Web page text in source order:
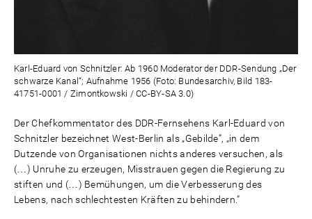
Karl-Eduard von Schnitzler: Ab 1960 Moderator der DDR-Sendung „Der
schwarze Kanal“; Aufnahme 1956 (Foto: Bundesarchiv, Bild 183-
41751-0001 / Zimontkowski / CC-BY-SA 3.0)
Der Chefkommentator des DDR-Fernsehens Karl-Eduard von
Schnitzler bezeichnet West-Berlin als „Gebilde“, „in dem
Dutzende von Organisationen nichts anderes versuchen, als
(…) Unruhe zu erzeugen, Misstrauen gegen die Regierung zu
stiften und (…) Bemühungen, um die Verbesserung des
Lebens, nach schlechtesten Kräften zu behindern.“